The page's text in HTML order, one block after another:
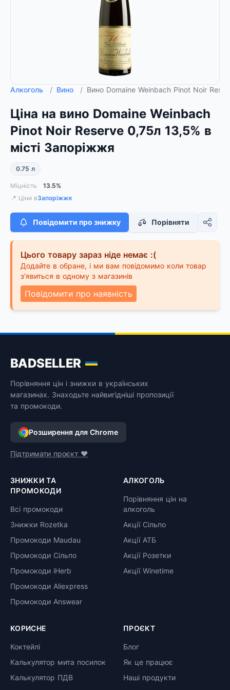
Алкоголь / Вино / Вино Domaine Weinbach Pinot Noir
Ціна на вино Domaine Weinbach
Pinot Noir Reserve 0,75л 13,5% в
місті Запоріжжя
0.75 л
Міцність
13.5%
📍 Ціни вЗапоріжжя
Повідомити про знижку Порівняти
Цього товару зараз ніде немає :(
Додайте в обране, і ми вам повідомимо коли товар
з'явиться в одному з магазинів
Повідомити про наявність
BADSELLER
Порівняння цін і знижки в українських
магазинах. Знаходьте найвигідніші пропозиції
та промокоди.
Розширення для Chrome
Підтримати проєкт ❤️
ЗНИЖКИ ТА
ПРОМОКОДИ
Всі промокоди
Знижки Rozetka
Промокоди Maudau
Промокоди Сільпо
Промокоди iHerb
Промокоди Aliexpress
Промокоди Answear
АЛКОГОЛЬ
Порівняння цін на
алкоголь
Акції Сільпо
Акції АТБ
Акції Розетки
Акції Winetime
КОРИСНЕ
Коктейлі
Калькулятор мита посилок
Калькулятор ПДВ
ПРОЄКТ
Блог
Як це працює
Наші продукти